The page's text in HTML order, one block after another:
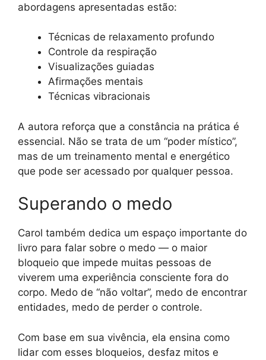
abordagens apresentadas estão:
Técnicas de relaxamento profundo
Controle da respiração
Visualizações guiadas
Afirmações mentais
Técnicas vibracionais
A autora reforça que a constância na prática é
essencial. Não se trata de um “poder místico”,
mas de um treinamento mental e energético
que pode ser acessado por qualquer pessoa.
Superando o medo
Carol também dedica um espaço importante do
livro para falar sobre o medo — o maior
bloqueio que impede muitas pessoas de
viverem uma experiência consciente fora do
corpo. Medo de “não voltar”, medo de encontrar
entidades, medo de perder o controle.
Com base em sua vivência, ela ensina como
lidar com esses bloqueios, desfaz mitos e